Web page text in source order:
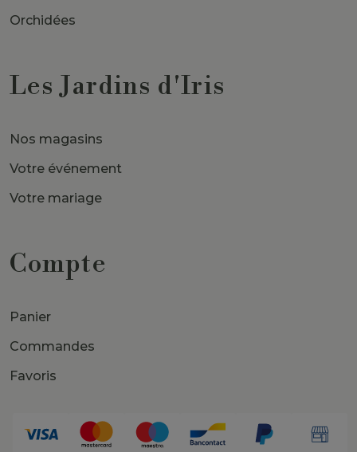
Orchidées
Les Jardins d'Iris
Nos magasins
Votre événement
Votre mariage
Compte
Panier
Commandes
Favoris